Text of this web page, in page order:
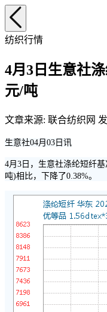
纺织行情
4月3日生意社
元/吨
文章来源: 联合纺织网
生意社04月03日讯
4月3日，生意社涤纶短纤
吨)相比，下降了0.38%。